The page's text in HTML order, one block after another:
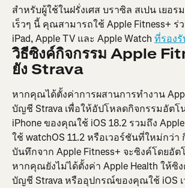
สำหรับผู้ใช้ในฝรั่งเศส บราซิล สเปน เยอ
เร็วๆ นี้ คุณสามารถใช้ Apple Fitness+ ร่
iPad, Apple TV และ Apple Watch ที่รองรั
วิธีซิงค์กิจกรรม Apple
ยัง Strava
หากคุณได้ตั้งค่าการผสานการทำงาน
บัญชี Strava เพื่อให้อัปโหลดกิจกรรมอัตโ
iPhone ของคุณใช้ iOS 18.2 รวมถึง
ใช้ watchOS 11.2 หรือเวอร์ชันที่ใหม่กว่
บันทึกจาก Apple Fitness+ จะซิงค์โดยอั
หากคุณยังไม่ได้ตั้งค่า Apple Health ให้ซิ
บัญชี Strava หรืออุปกรณ์ของคุณใช้ iOS เ